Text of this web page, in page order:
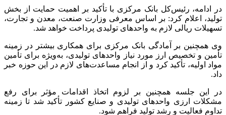
در ادامه، رئیس‌کل بانک مرکزی با تأکید بر اهمیت حمایت از بخش
تولید، اعلام کرد: بر اساس معرفی وزارت صنعت، معدن و تجارت،
تسهیلات ریالی لازم به واحدهای تولیدی پرداخت خواهد شد.
وی همچنین بر آمادگی بانک مرکزی برای همکاری بیشتر در زمینه
تأمین و تخصیص ارز مورد نیاز واحدهای تولیدی، به‌ویژه برای تأمین
مواد اولیه، تأکید کرد و از انجام مساعدت‌های لازم در این حوزه خبر
داد.
در این جلسه همچنین بر لزوم اتخاذ اقدامات مؤثر برای رفع
مشکلات ارزی واحدهای تولیدی و صنایع کشور تأکید شد تا زمینه
تداوم فعالیت و رشد تولید فراهم شود.